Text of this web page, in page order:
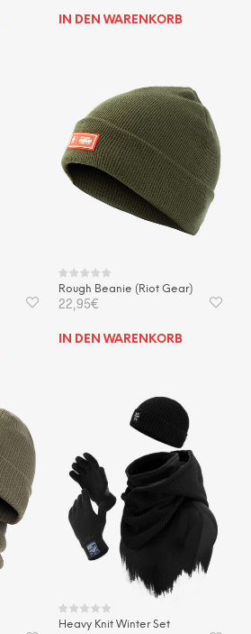
IN DEN WARENKORB
Rough Beanie (Riot Gear)
22,95€
IN DEN WARENKORB
Heavy Knit Winter Set